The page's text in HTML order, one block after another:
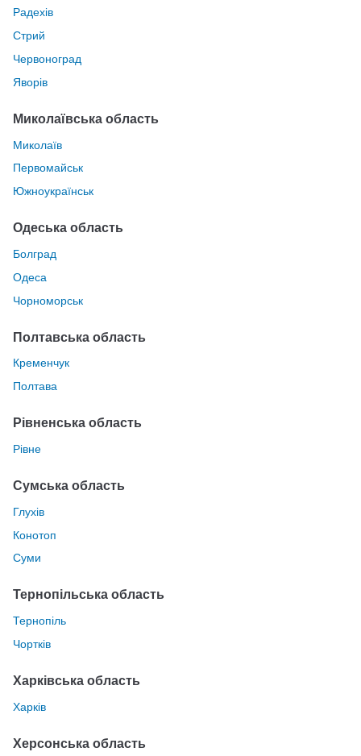
Радехів
Стрий
Червоноград
Яворів
Миколаївська область
Миколаїв
Первомайськ
Южноукраїнськ
Одеська область
Болград
Одеса
Чорноморськ
Полтавська область
Кременчук
Полтава
Рівненська область
Рівне
Сумська область
Глухів
Конотоп
Суми
Тернопільська область
Тернопіль
Чортків
Харківська область
Харків
Херсонська область